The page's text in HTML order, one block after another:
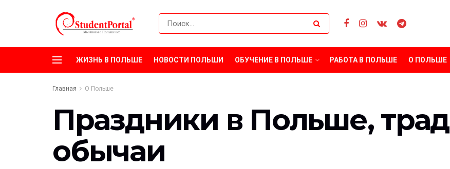
ЖИЗНЬ В ПОЛЬШЕ НОВОСТИ ПОЛЬШИ ОБУЧЕНИЕ В ПОЛЬШЕ РАБОТА В ПОЛЬШЕ О ПОЛЬШЕ
Главная О Польше
Праздники в Польше,
обычаи